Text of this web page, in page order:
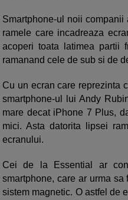
Smartphone-ul noii
ramele care incadreaza
acoperi toata latimea partii
ramanand cele de sub si de
Cu un ecran care reprezinta
smartphone-ul lui Andy
mare decat iPhone 7 Plus,
mici. Asta datorita lipsei
ecranului.
Cei de la Essential ar
smartphone, care ar urma
sistem magnetic. O astfel de